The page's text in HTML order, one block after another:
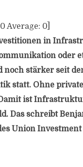
0 Average: 0
in
oder
noch stärker seit
statt. Ohne
ist
Das schreibt
Union